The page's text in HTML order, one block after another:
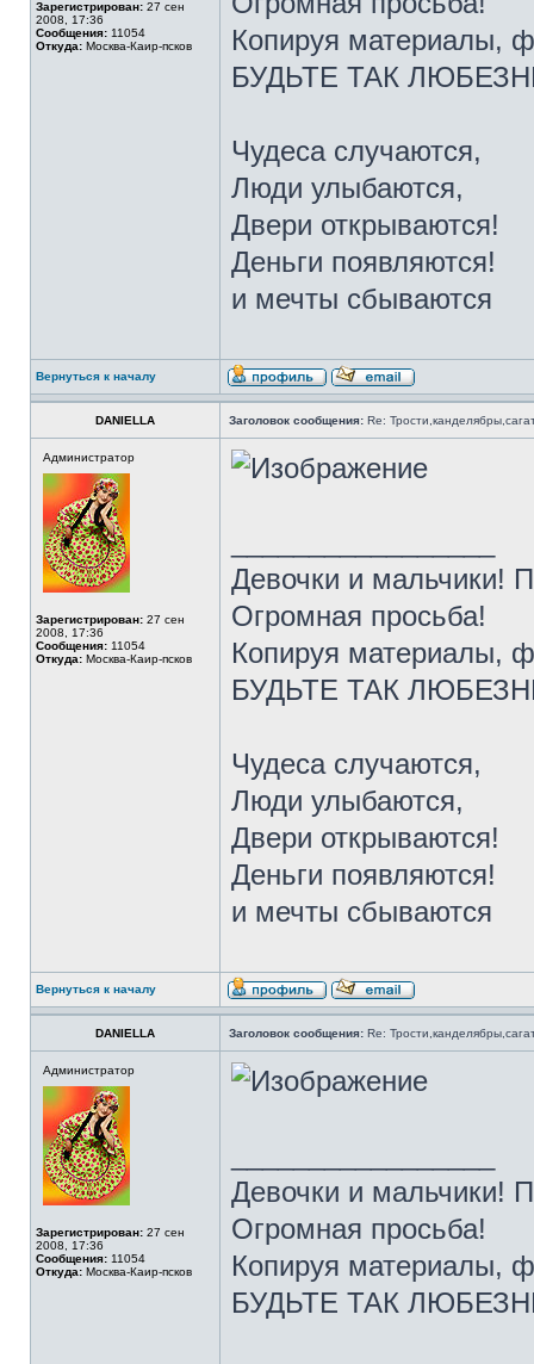
Зарегистрирован: 27 сен
2008, 17:36
Сообщения: 11054
Откуда: Москва-Каир-псков
Копируя материалы,
БУДЬТЕ ТАК
Чудеса случаются,
Люди улыбаются,
Двери открываются!
Деньги появляются!
и мечты сбываются
Вернуться к началу
DANIELLA Заголовок сообщения: Re:
Администратор
Зарегистрирован: 27 сен
2008, 17:36
Сообщения: 11054
Откуда: Москва-Каир-псков
Девочки и мальчики!
Огромная просьба!
Копируя материалы,
БУДЬТЕ ТАК
Чудеса случаются,
Люди улыбаются,
Двери открываются!
Деньги появляются!
и мечты сбываются
Вернуться к началу
DANIELLA Заголовок сообщения: Re:
Администратор
Зарегистрирован: 27 сен
2008, 17:36
Сообщения: 11054
Откуда: Москва-Каир-псков
Девочки и мальчики!
Огромная просьба!
Копируя материалы,
БУДЬТЕ ТАК